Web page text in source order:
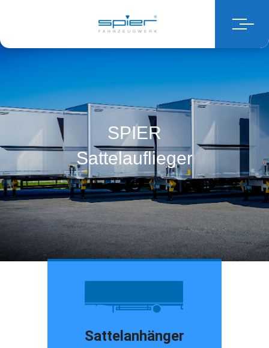
SPIER
Sattelauflieger
Sattelanhänger